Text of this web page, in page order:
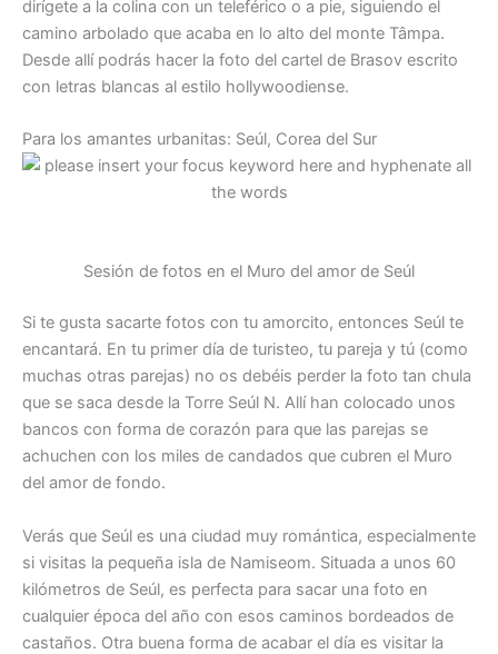
dirígete a la colina con un teleférico o a pie, siguiendo el
camino arbolado que acaba en lo alto del monte Tâmpa.
Desde allí podrás hacer la foto del cartel de Brasov escrito
con letras blancas al estilo hollywoodiense.
Para los amantes urbanitas: Seúl, Corea del Sur
Sesión de fotos en el Muro del amor de Seúl
Si te gusta sacarte fotos con tu amorcito, entonces Seúl te
encantará. En tu primer día de turisteo, tu pareja y tú (como
muchas otras parejas) no os debéis perder la foto tan chula
que se saca desde la Torre Seúl N. Allí han colocado unos
bancos con forma de corazón para que las parejas se
achuchen con los miles de candados que cubren el Muro
del amor de fondo.
Verás que Seúl es una ciudad muy romántica, especialmente
si visitas la pequeña isla de Namiseom. Situada a unos 60
kilómetros de Seúl, es perfecta para sacar una foto en
cualquier época del año con esos caminos bordeados de
castaños. Otra buena forma de acabar el día es visitar la